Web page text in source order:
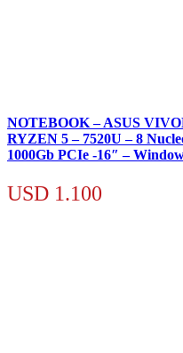
NOTEBOOK – ASUS
RYZEN 5 – 7520U – 8
1000Gb PCIe -16″ –
USD 1.100